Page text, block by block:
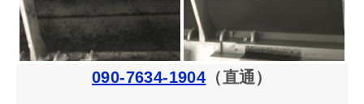
090-7634-1904 （直通）